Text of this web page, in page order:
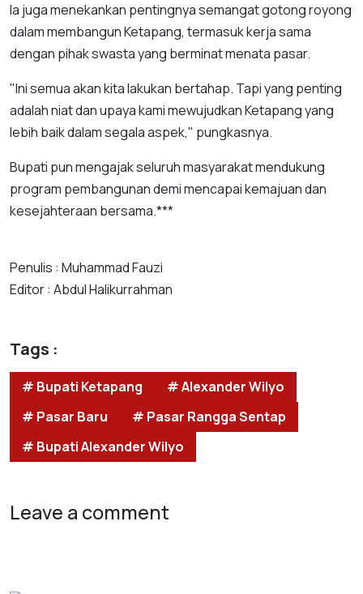
Ia juga menekankan pentingnya semangat gotong royong
dalam membangun Ketapang, termasuk kerja sama
dengan pihak swasta yang berminat menata pasar.
"Ini semua akan kita lakukan bertahap. Tapi yang penting
adalah niat dan upaya kami mewujudkan Ketapang yang
lebih baik dalam segala aspek," pungkasnya.
Bupati pun mengajak seluruh masyarakat mendukung
program pembangunan demi mencapai kemajuan dan
kesejahteraan bersama.***
Penulis : Muhammad Fauzi
Editor : Abdul Halikurrahman
Tags :
# Bupati Ketapang
# Alexander Wilyo
# Pasar Baru
# Pasar Rangga Sentap
# Bupati Alexander Wilyo
Leave a comment